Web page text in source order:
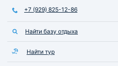
+7 (929) 825-12-86
Найти базу отдыха
Найти тур